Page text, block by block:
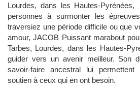
Lourdes, dans les Hautes-
personnes à surmonter les
traversiez une période difficile ou que
amour, JACOB Puissant marabout
Tarbes, Lourdes, dans les Hautes-
guider vers un avenir meilleur. Son
savoir-faire ancestral lui permettent
soutien à ceux qui en ont besoin.